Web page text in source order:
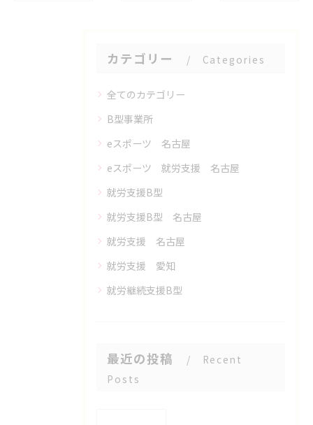
カテゴリー Categories
全てのカテゴリー
B型事業所
eスポーツ 名古屋
eスポーツ 就労支援 名古屋
就労支援B型
就労支援B型 名古屋
就労支援 名古屋
就労支援 愛知
就労継続支援B型
最近の投稿
Recent
Posts